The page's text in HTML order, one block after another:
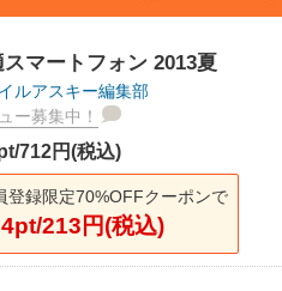
スマートフォン 2013夏
ルアスキー編集部
ー募集中！
712円(税込)
登録限定70%OFFクーポンで
213円(税込)